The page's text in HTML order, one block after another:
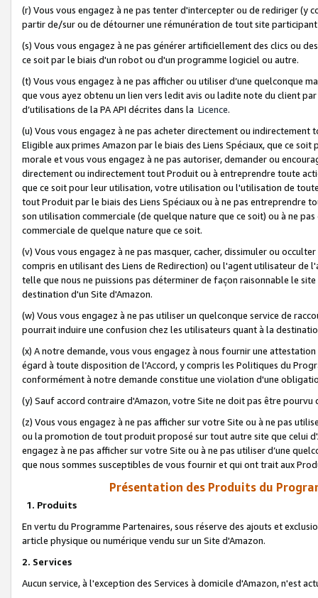
(r) Vous vous engagez à ne pas tenter d'intercepter ou de rediriger
partir de/sur ou de détourner une rémunération de tout site
(s) Vous vous engagez à ne pas générer artificiellement des clics ou
ce soit par le biais d'un robot ou d'un programme logiciel ou autre.
(t) Vous vous engagez à ne pas afficher ou utiliser d’une quelconque
que vous ayez obtenu un lien vers ledit avis ou ladite note du client
d’utilisations de la PA API décrites dans la Licence.
(u) Vous vous engagez à ne pas acheter directement ou
Eligible aux primes Amazon par le biais des Liens Spéciaux, que ce
morale et vous vous engagez à ne pas autoriser, demander ou
directement ou indirectement tout Produit ou à entreprendre toute
que ce soit pour leur utilisation, votre utilisation ou l'utilisation de
tout Produit par le biais des Liens Spéciaux ou à ne pas entreprendre
son utilisation commerciale (de quelque nature que ce soit) ou à ne
commerciale de quelque nature que ce soit.
(v) Vous vous engagez à ne pas masquer, cacher, dissimuler ou
compris en utilisant des Liens de Redirection) ou l'agent utilisateur
telle que nous ne puissions pas déterminer de façon raisonnable le
destination d'un Site d'Amazon.
(w) Vous vous engagez à ne pas utiliser un quelconque service de
pourrait induire une confusion chez les utilisateurs quant à la
(x) A notre demande, vous vous engagez à nous fournir une
égard à toute disposition de l'Accord, y compris les Politiques du
conformément à notre demande constitue une violation d'une
(y) Sauf accord contraire d'Amazon, votre Site ne doit pas être
(z) Vous vous engagez à ne pas afficher sur votre Site ou à ne pas
ou la promotion de tout produit proposé sur tout autre site que celui
engagez à ne pas afficher sur votre Site ou à ne pas utiliser d’une
que nous sommes susceptibles de vous fournir et qui ont trait aux
Présentation des Produits du
1. Produits
En vertu du Programme Partenaires, sous réserve des ajouts et
article physique ou numérique vendu sur un Site d'Amazon.
2. Services
Aucun service, à l'exception des Services à domicile d'Amazon, n'est